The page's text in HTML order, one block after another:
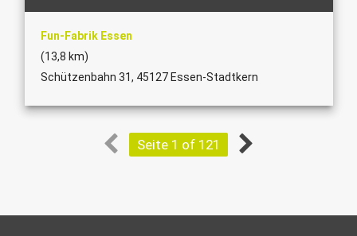
Fun-Fabrik Essen
(13,8 km)
Schützenbahn 31, 45127 Essen-Stadtkern
Seite 1 of 121